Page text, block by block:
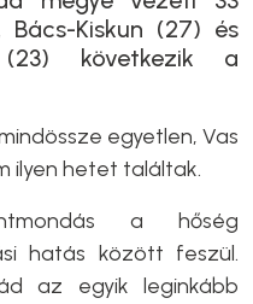
Kiskun (27) és
(23) következik a
egyetlen, Vas
ilyen hetet találtak.
a hőség
hatás között feszül.
az egyik leginkább